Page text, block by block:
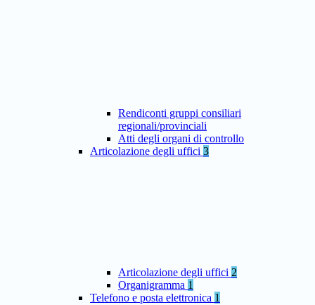
Rendiconti gruppi consiliari
regionali/provinciali
Atti degli organi di controllo
Articolazione degli uffici 3
Articolazione degli uffici 2
Organigramma 1
Telefono e posta elettronica 1